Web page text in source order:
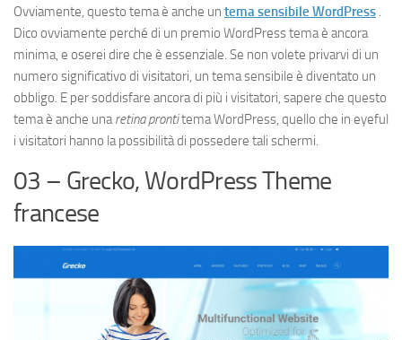
Ovviamente, questo tema è anche un tema sensibile WordPress .
Dico ovviamente perché di un premio WordPress tema è ancora
minima, e oserei dire che è essenziale. Se non volete privarvi di un
numero significativo di visitatori, un tema sensibile è diventato un
obbligo. E per soddisfare ancora di più i visitatori, sapere che questo
tema è anche unaretina prontitema WordPress, quello che in eyeful
i visitatori hanno la possibilità di possedere tali schermi.
03 – Grecko, WordPress Theme
francese